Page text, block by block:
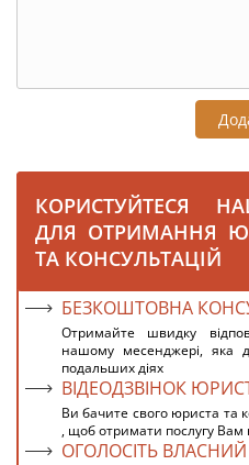
КОРИСТУЙТЕСЯ
ДЛЯ ОТРИМАННЯ
ТА КОНСУЛЬТАЦІЙ
БЕЗКОШТОВНА
Отримайте швидку
нашому месенджері, яка
подальших діях
ВІДЕОДЗВІНОК
Ви бачите свого юриста та
, щоб отримати послугу Вам
ОГОЛОСІТЬ